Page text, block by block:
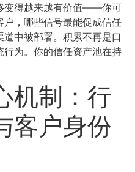
变得越来越有价值——你可
，哪些信号最能促成信任
中被部署。积累不再是口
为。你的信任资产池在持
机制：行
客户身份